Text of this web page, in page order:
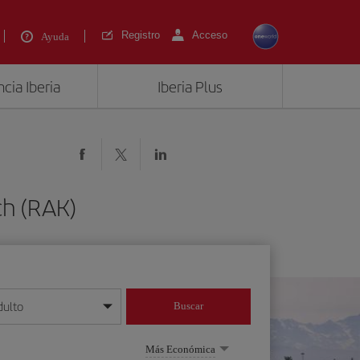
Ayuda Registro Acceso
Iberia Iberia Plus
(RAK)
mes/año
Buscar
Más Económica